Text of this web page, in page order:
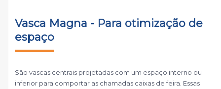
Vasca Magna - Para otimização de
espaço
São vascas centrais projetadas com um espaço interno ou
inferior para comportar as chamadas caixas de feira. Essas